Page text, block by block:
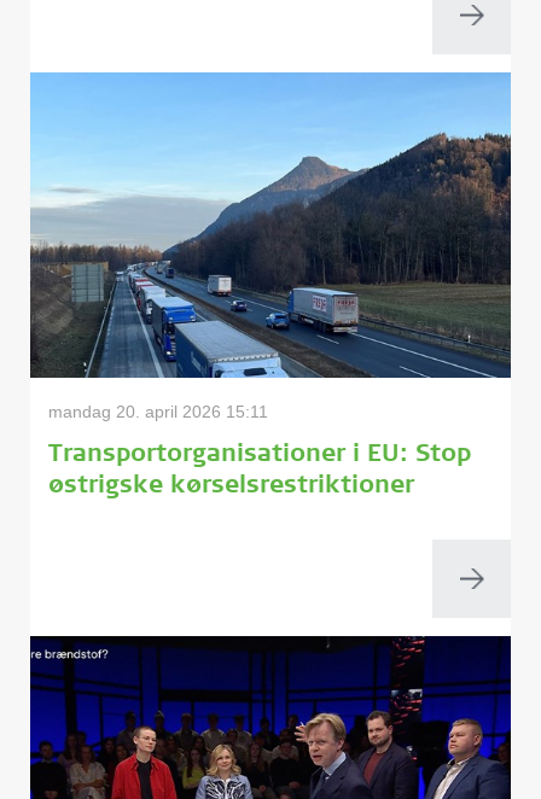
mandag 20. april 2026 15:11
Transportorganisationer i EU: Stop
østrigske kørselsrestriktioner